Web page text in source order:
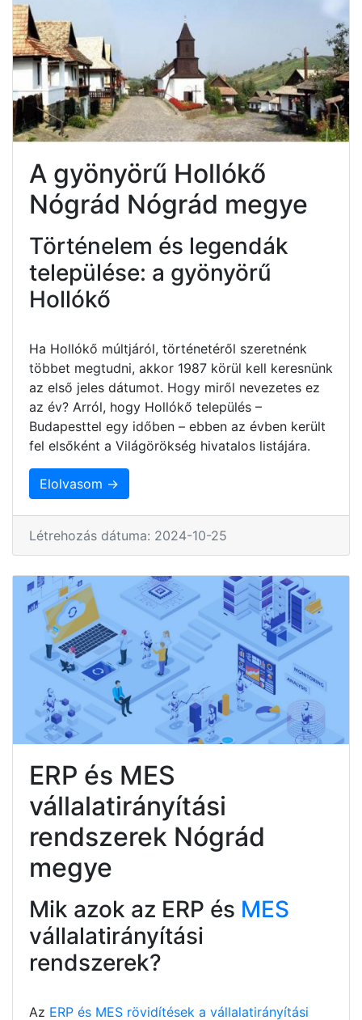
A gyönyörű Hollókő
Nógrád Nógrád megye
Történelem és legendák
települése: a gyönyörű
Hollókő
Ha Hollókő múltjáról, történetéről szeretnénk
többet megtudni, akkor 1987 körül kell keresnünk
az első jeles dátumot. Hogy miről nevezetes ez
az év? Arról, hogy Hollókő település –
Budapesttel egy időben – ebben az évben került
fel elsőként a Világörökség hivatalos listájára.
Elolvasom →
Létrehozás dátuma: 2024-10-25
ERP és MES
vállalatirányítási
rendszerek Nógrád
megye
Mik azok az ERP és MES
vállalatirányítási
rendszerek?
Az ERP és MES rövidítések a vállalatirányítási